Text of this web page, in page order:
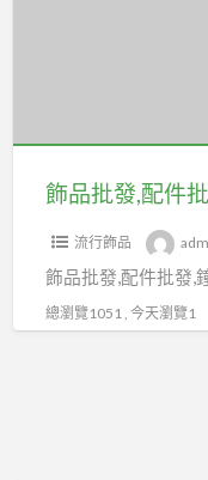
鐘
流行飾品
飾品批發,配件批發,
總瀏覽1051 , 今天瀏覽1